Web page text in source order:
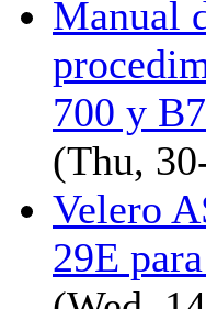
Manual
700 y
(Thu,
Velero
29E